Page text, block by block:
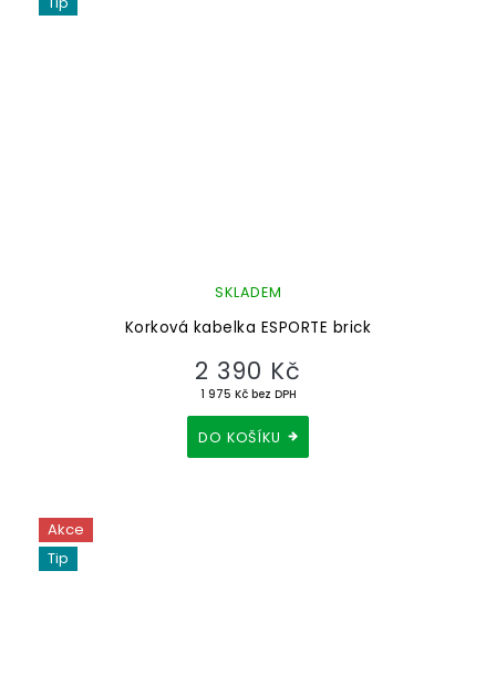
Korková kabelka ESPORTE brick
SKLADEM
1 975 Kč bez DPH
2 390 Kč
DO KOŠÍKU
Akce
Tip